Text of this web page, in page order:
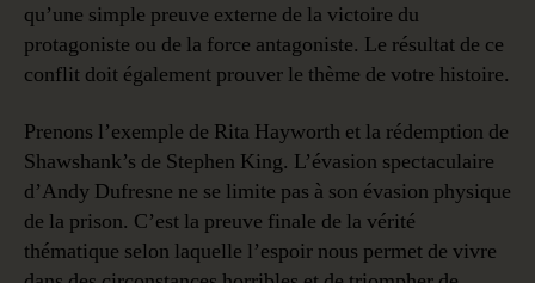
qu’une simple preuve externe de la victoire du
protagoniste ou de la force antagoniste. Le résultat de ce
conflit doit également prouver le thème de votre histoire.
Prenons l’exemple de Rita Hayworth et la rédemption de
Shawshank’s de Stephen King. L’évasion spectaculaire
d’Andy Dufresne ne se limite pas à son évasion physique
de la prison. C’est la preuve finale de la vérité
thématique selon laquelle l’espoir nous permet de vivre